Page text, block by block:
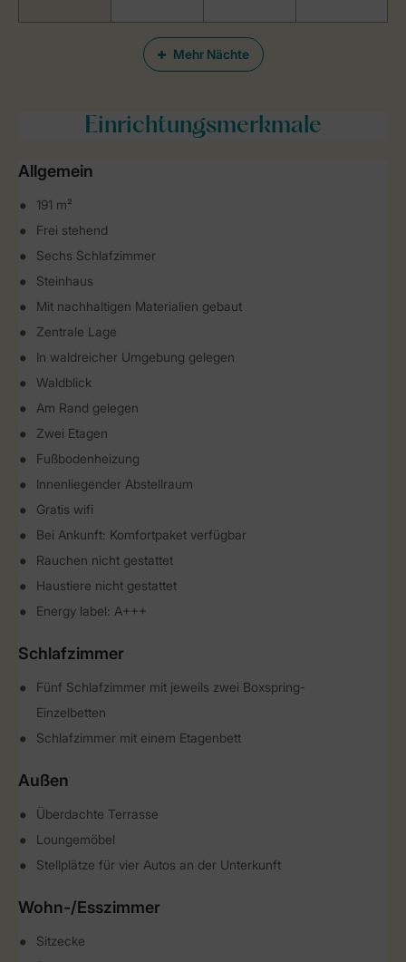
Mehr Nächte
Einrichtungsmerkmale
Allgemein
191 m²
Frei stehend
Sechs Schlafzimmer
Steinhaus
Mit nachhaltigen Materialien gebaut
Zentrale Lage
In waldreicher Umgebung gelegen
Waldblick
Am Rand gelegen
Zwei Etagen
Fußbodenheizung
Innenliegender Abstellraum
Gratis wifi
Bei Ankunft: Komfortpaket verfügbar
Rauchen nicht gestattet
Haustiere nicht gestattet
Energy label: A+++
Schlafzimmer
Fünf Schlafzimmer mit jeweils zwei Boxspring-
Einzelbetten
Schlafzimmer mit einem Etagenbett
Außen
Überdachte Terrasse
Loungemöbel
Stellplätze für vier Autos an der Unterkunft
Wohn-/Esszimmer
Sitzecke